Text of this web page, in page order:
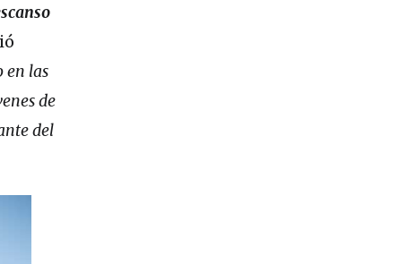
en las
de
del